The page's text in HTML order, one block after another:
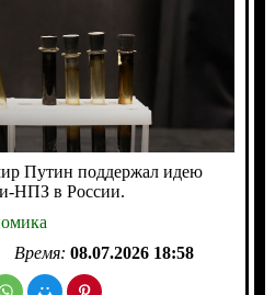
Путин поддержал идею
НПЗ в России.
Время: 08.07.2026 18:58